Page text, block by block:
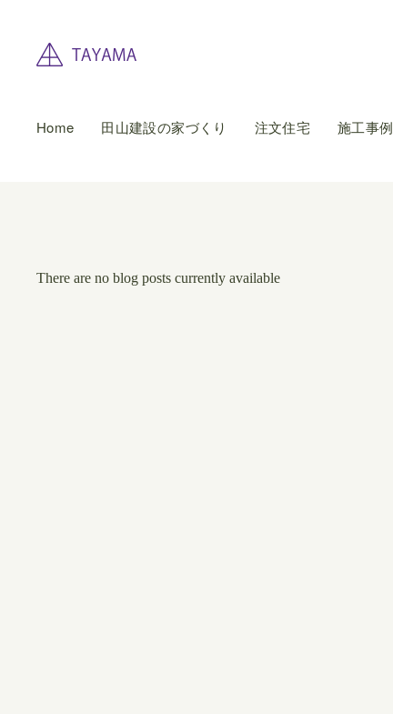
Home 田山建設の家づくり 注文住宅 施工事例
There are no blog posts currently available